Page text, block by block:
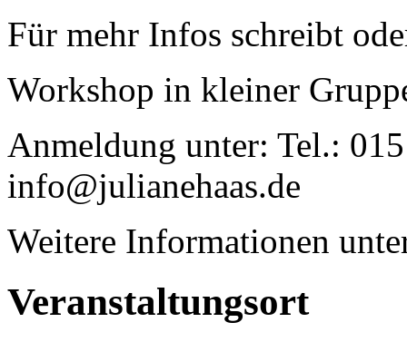
Für mehr Infos schreibt
Workshop in kleiner
Anmeldung unter: Tel.:
info@julianehaas.de
Weitere Informationen
Veranstaltungsort